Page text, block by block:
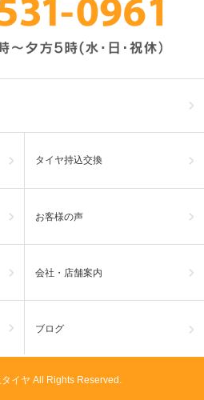
タイヤ持込交換
お客様の声
会社・店舗案内
ブログ
イヤ All Rights Reserved.